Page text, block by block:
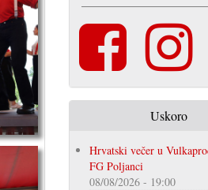
Uskoro
Hrvatski večer u
FG Poljanci
08/08/2026 - 19:00